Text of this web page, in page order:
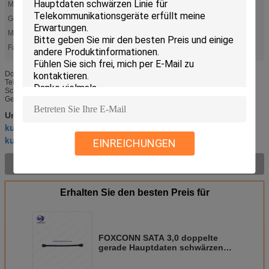
EINREICHUNGEN
Marke:
FOXCONN
Geschwindigkeit:
6GB
Material:
Farbe:
Schwarz
Doppelte gerade Hauptdatenleitung FOXCONN SATA 3,0 für
Telekommunikationsgeräte rootsPure 8 Kupferdraht, Aluminiumfolieschild,
Schnittstellenvergolden, Antioxydant, stellen sicher Stabilität und
Geschwindigkeit ...
Umbauten:Kabelstrang nach Maß
kundenspezifischer Selbstkabelstrang
kundenspezifischer Kabelbaum
Erhalten Sie den besten Preis für
FOXCONN SATA 3,0 doppelte
gerade Hauptdaten schwärzen